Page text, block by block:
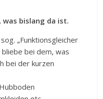
was bislang da ist.
„Funktionsgleicher
bliebe bei dem, was
bei der kurzen